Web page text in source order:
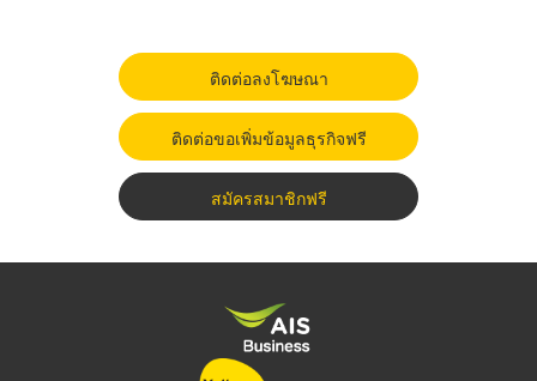
ติดต่อลงโฆษณา
ติดต่อขอเพิ่มข้อมูลธุรกิจฟรี
สมัครสมาชิกฟรี